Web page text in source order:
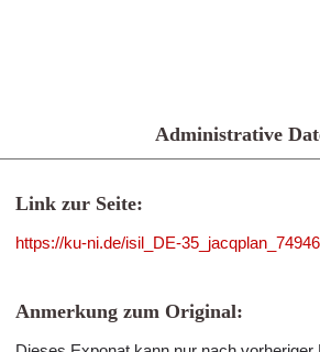
Administrative
Link zur Seite:
https://ku-ni.de/isil_DE-
Anmerkung zum Original: